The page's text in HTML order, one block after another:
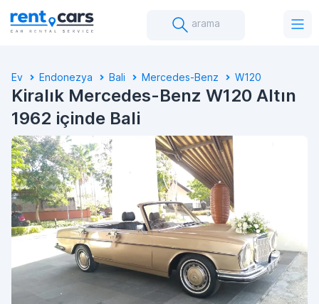
arama
Ev Endonezya Bali Mercedes-Benz W120
Kiralık Mercedes-Benz W120 Altın
1962 içinde Bali